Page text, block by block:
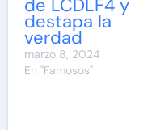
de LCDLF4 y
destapa la
verdad
marzo 8, 2024
En "Famosos"